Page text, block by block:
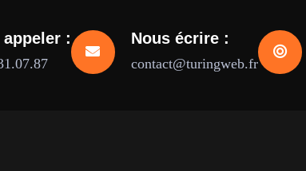
appeler : Nous écrire :
contact@turingweb.fr